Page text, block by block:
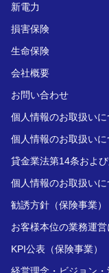
新電力
損害保険
生命保険
会社概要
お問い合わせ
個人情報のお取扱いに
個人情報のお取扱いに
貸金業法第14条およ
個人情報のお取扱いに
勧誘方針（保険事業）
お客様本位の業務運営
KPI公表（保険事業）
経営理念・ビジョン